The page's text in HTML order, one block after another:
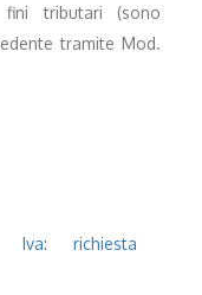
tributari (sono
tramite Mod.
richiesta